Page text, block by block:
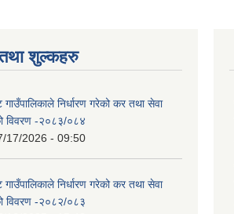
शुल्कहरु
निर्धारण गरेको कर तथा सेवा
विवरण -२०८३/०८४
17/2026 - 09:50
निर्धारण गरेको कर तथा सेवा
विवरण -२०८२/०८३